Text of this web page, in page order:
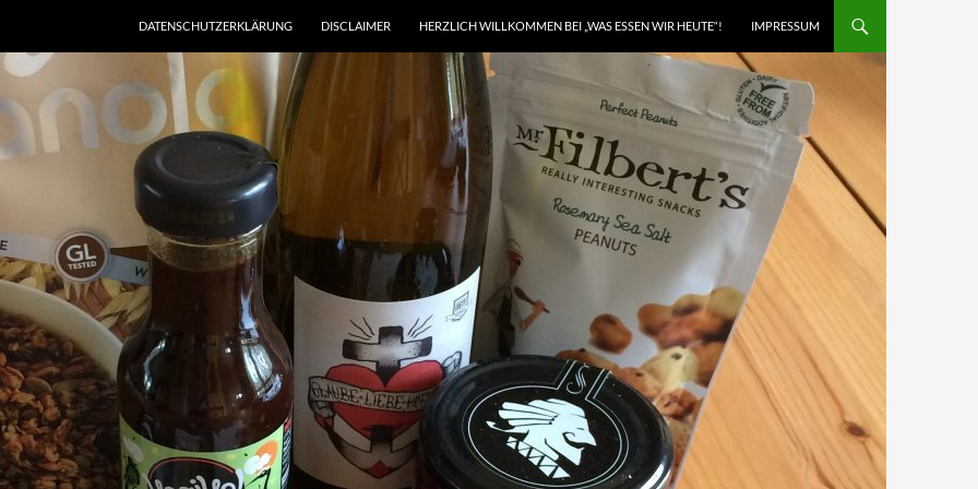
DATENSCHUTZERKLÄRUNG DISCLAIMER HERZLICH WILLKOMMEN BEI „WAS ESSEN WIR HEUTE“! IMPRESSUM